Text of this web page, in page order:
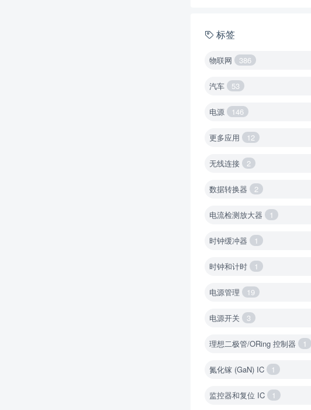
标签
物联网 386
汽车 53
电源 146
更多应用 12
无线连接 2
数据转换器 2
电流检测放大器 1
时钟缓冲器 1
时钟和计时 1
电源管理 19
电源开关 3
理想二极管/ORing 控制器 1
氮化镓 (GaN) IC 1
监控器和复位 IC 1